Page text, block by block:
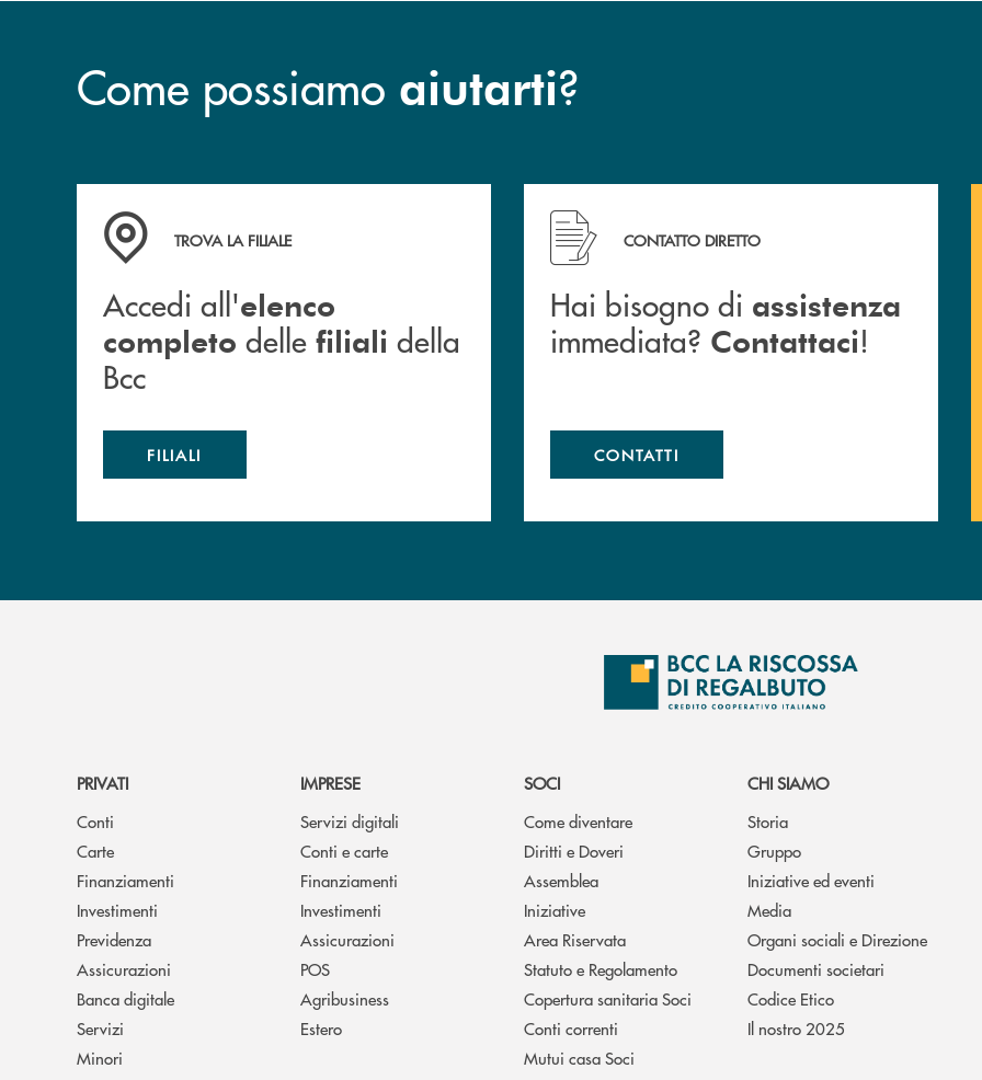
Come possiamo aiutarti?
Accedi all' elenco completo delle filiali della Bcc
TROVA LA FILIALE
Accedi all'elenco
completo delle filiali della
Bcc
FILIALI
Hai bisogno di assistenza immediata? Contattaci !
CONTATTO DIRETTO
Hai bisogno di assistenza
immediata? Contattaci!
CONTATTI
PRIVATI
Conti
Carte
Finanziamenti
Investimenti
Previdenza
Assicurazioni
Banca digitale
Servizi
Minori
IMPRESE
Servizi digitali
Conti e carte
Finanziamenti
Investimenti
Assicurazioni
POS
Agribusiness
Estero
SOCI
Come diventare
Diritti e Doveri
Assemblea
Iniziative
Area Riservata
Statuto e Regolamento
Copertura sanitaria Soci
Conti correnti
Mutui casa Soci
CHI SIAMO
Storia
Gruppo
Iniziative ed eventi
Media
Organi sociali e Direzione
Documenti societari
Codice Etico
Il nostro 2025